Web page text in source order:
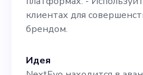
нашего
продвижении
рынке
клиентах для
брендом.
Идея